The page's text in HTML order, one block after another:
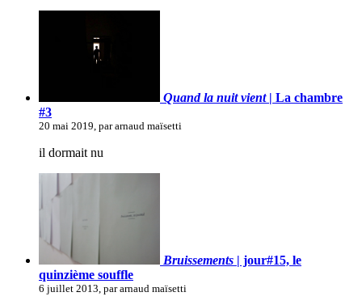
Quand la nuit vient| La chambre
#3
20 mai 2019, par arnaud maïsetti
il dormait nu
Bruissements | jour#15, le
quinzième souffle
6 juillet 2013, par arnaud maïsetti